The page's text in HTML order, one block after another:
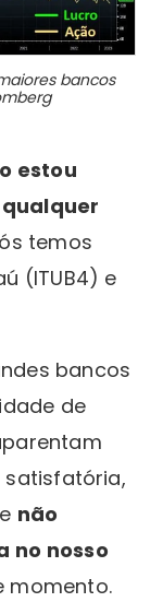
bancos
estou
temos
(ITUB4) e
bancos
de
satisfatória,
não
no nosso
momento.